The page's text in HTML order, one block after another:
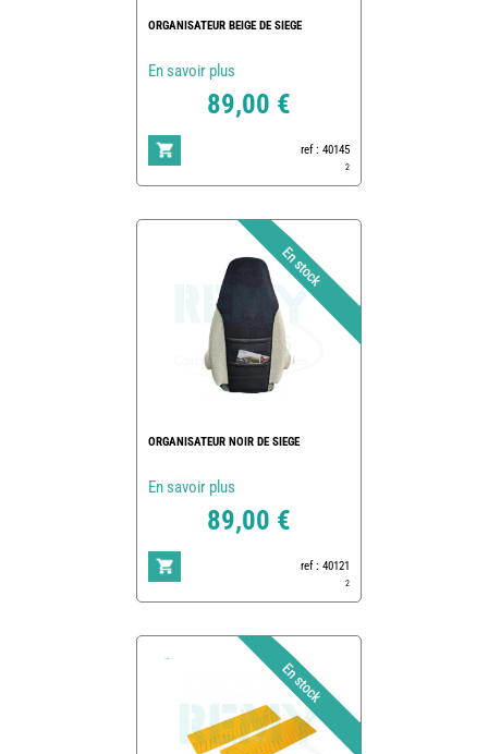
ORGANISATEUR BEIGE DE SIEGE
En savoir plus
89,00 €
ref : 40145
2
ORGANISATEUR NOIR DE SIEGE
En savoir plus
89,00 €
ref : 40121
2